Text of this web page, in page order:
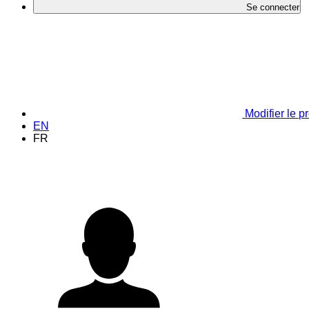
Se connecter
Modifier le
EN
FR